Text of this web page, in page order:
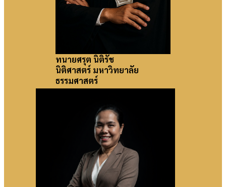
ทนายศรุต นิติรัช
นิติศาสตร์ มหาวิทยาลัย
ธรรมศาสตร์